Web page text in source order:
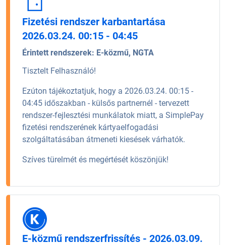
Fizetési rendszer karbantartása
2026.03.24. 00:15 - 04:45
Érintett rendszerek: E-közmű, NGTA
Tisztelt Felhasználó!
Ezúton tájékoztatjuk, hogy a 2026.03.24. 00:15 -
04:45 időszakban - külsős partnernél - tervezett
rendszer-fejlesztési munkálatok miatt, a SimplePay
fizetési rendszerének kártyaelfogadási
szolgáltatásában átmeneti kiesések várhatók.
Szíves türelmét és megértését köszönjük!
E-közmű rendszerfrissítés - 2026.03.09.